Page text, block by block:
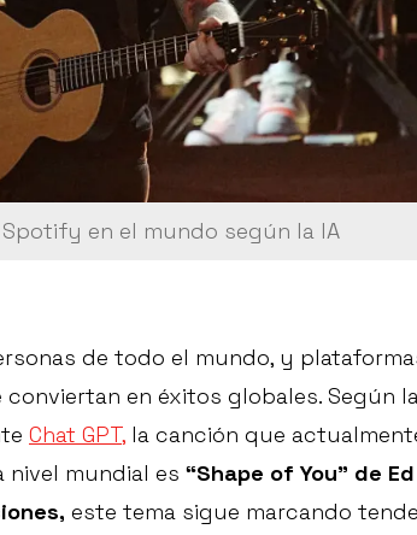
en el mundo según la IA
de todo el mundo, y
en éxitos globales. Según
Chat GPT, la canción que
mundial es “Shape of You” de
este tema sigue marcando